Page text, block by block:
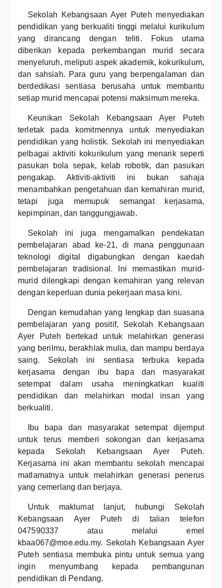
Sekolah Kebangsaan Ayer Puteh menyediakan
pendidikan yang berkualiti tinggi melalui kurikulum
yang dirancang dengan teliti. Fokus utama
diberikan kepada perkembangan murid secara
menyeluruh, meliputi aspek akademik, kokurikulum,
dan sahsiah. Para guru yang berpengalaman dan
berdedikasi sentiasa berusaha untuk membantu
setiap murid mencapai potensi maksimum mereka.
Keunikan Sekolah Kebangsaan Ayer Puteh
terletak pada komitmennya untuk menyediakan
pendidikan yang holistik. Sekolah ini menyediakan
pelbagai aktiviti kokurikulum yang menarik seperti
pasukan bola sepak, kelab robotik, dan pasukan
pengakap. Aktiviti-aktiviti ini bukan sahaja
menambahkan pengetahuan dan kemahiran murid,
tetapi juga memupuk semangat kerjasama,
kepimpinan, dan tanggungjawab.
Sekolah ini juga mengamalkan pendekatan
pembelajaran abad ke-21, di mana penggunaan
teknologi digital digabungkan dengan kaedah
pembelajaran tradisional. Ini memastikan murid-
murid dilengkapi dengan kemahiran yang relevan
dengan keperluan dunia pekerjaan masa kini.
Dengan kemudahan yang lengkap dan suasana
pembelajaran yang positif, Sekolah Kebangsaan
Ayer Puteh bertekad untuk melahirkan generasi
yang berilmu, berakhlak mulia, dan mampu berdaya
saing. Sekolah ini sentiasa terbuka kepada
kerjasama dengan ibu bapa dan masyarakat
setempat dalam usaha meningkatkan kualiti
pendidikan dan melahirkan modal insan yang
berkualiti.
Ibu bapa dan masyarakat setempat dijemput
untuk terus memberi sokongan dan kerjasama
kepada Sekolah Kebangsaan Ayer Puteh.
Kerjasama ini akan membantu sekolah mencapai
matlamatnya untuk melahirkan generasi penerus
yang cemerlang dan berjaya.
Untuk maklumat lanjut, hubungi Sekolah
Kebangsaan Ayer Puteh di talian telefon
047590337 atau melalui emel
kbaa067@moe.edu.my. Sekolah Kebangsaan Ayer
Puteh sentiasa membuka pintu untuk semua yang
ingin menyumbang kepada pembangunan
pendidikan di Pendang.